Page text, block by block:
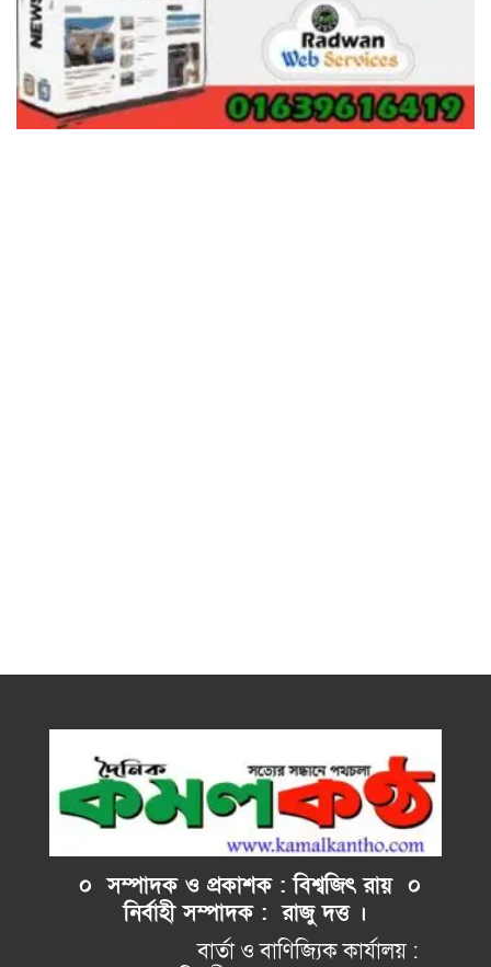
০ সম্পাদক ও প্রকাশক : বিশ্বজিৎ রায় ০
নির্বাহীসম্পাদক : রাজু দত্ত ।
বার্তা ও বাণিজ্যিক কার্যালয় :